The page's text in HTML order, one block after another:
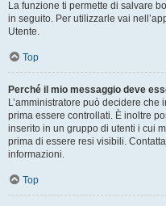
La funzione ti permette di salvare
in seguito. Per utilizzarle vai
Utente.
Top
Perché il mio messaggio deve
L’amministratore può decidere
prima essere controllati. È inoltre
inserito in un gruppo di utenti i cui
prima di essere resi visibili.
informazioni.
Top